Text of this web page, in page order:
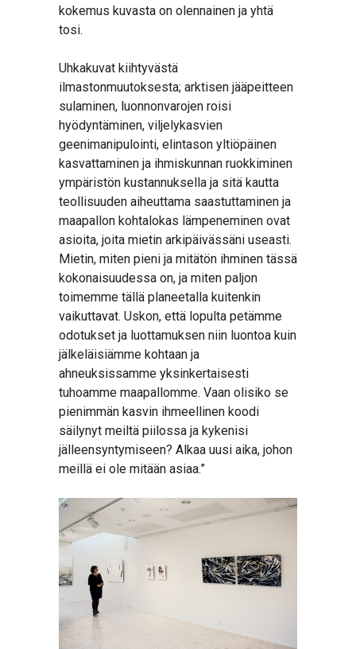
kokemus kuvasta on olennainen ja yhtä
tosi.
Uhkakuvat kiihtyvästä
ilmastonmuutoksesta; arktisen jääpeitteen
sulaminen, luonnonvarojen roisi
hyödyntäminen, viljelykasvien
geenimanipulointi, elintason yltiöpäinen
kasvattaminen ja ihmiskunnan ruokkiminen
ympäristön kustannuksella ja sitä kautta
teollisuuden aiheuttama saastuttaminen ja
maapallon kohtalokas lämpeneminen ovat
asioita, joita mietin arkipäivässäni useasti.
Mietin, miten pieni ja mitätön ihminen tässä
kokonaisuudessa on, ja miten paljon
toimemme tällä planeetalla kuitenkin
vaikuttavat. Uskon, että lopulta petämme
odotukset ja luottamuksen niin luontoa kuin
jälkeläisiämme kohtaan ja
ahneuksissamme yksinkertaisesti
tuhoamme maapallomme. Vaan olisiko se
pienimmän kasvin ihmeellinen koodi
säilynyt meiltä piilossa ja kykenisi
jälleensyntymiseen? Alkaa uusi aika, johon
meillä ei ole mitään asiaa.”